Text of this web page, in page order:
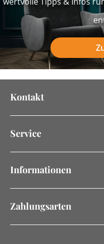
Kontakt
Service
Informationen
Zahlungsarten